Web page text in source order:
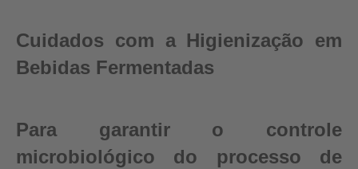
Cuidados com a Higienização em
Bebidas Fermentadas
Para garantir o controle
microbiológico do processo de